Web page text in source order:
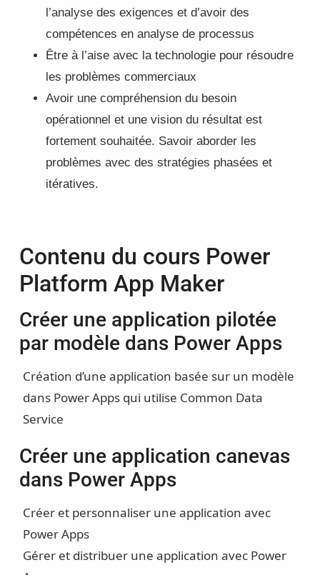
l’analyse des exigences et d’avoir des
compétences en analyse de processus
Être à l’aise avec la technologie pour résoudre
les problèmes commerciaux
Avoir une compréhension du besoin
opérationnel et une vision du résultat est
fortement souhaitée. Savoir aborder les
problèmes avec des stratégies phasées et
itératives.
Contenu du cours Power
Platform App Maker
Créer une application pilotée
par modèle dans Power Apps
Création d’une application basée sur un modèle
dans Power Apps qui utilise Common Data
Service
Créer une application canevas
dans Power Apps
Créer et personnaliser une application avec
Power Apps
Gérer et distribuer une application avec Power